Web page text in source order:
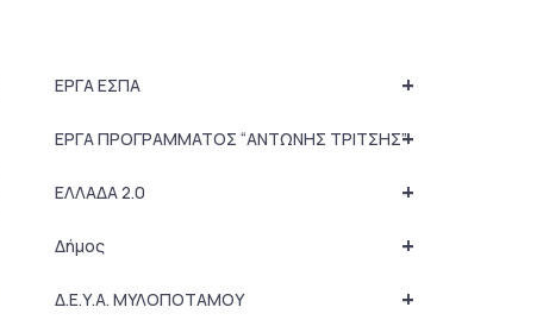
+
ΕΡΓΑ ΕΣΠΑ
+
ΕΡΓΑ ΠΡΟΓΡΑΜΜΑΤΟΣ “ΑΝΤΩΝΗΣ ΤΡΙΤΣΗΣ”
+
ΕΛΛΑΔΑ 2.0
+
Δήμος
+
Δ.Ε.Υ.Α. ΜΥΛΟΠΟΤΑΜΟΥ